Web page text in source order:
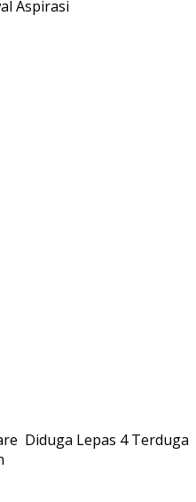
Aspirasi
Diduga Lepas 4 Terduga